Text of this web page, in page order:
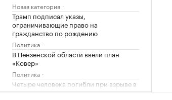
Новая категория
Трамп подписал указы,
ограничивающие право на
гражданство по рождению
Политика
В Пензенской области ввели план
«Ковер»
Политика
Четыре человека погибли при взрыве в
автобусе в Сирии